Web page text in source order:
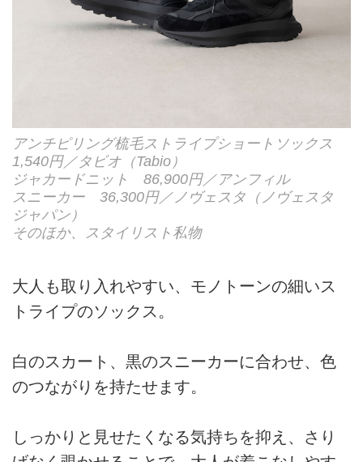
アンチピリング梳毛ストライプショートソックス
1,540円／タビオ（Tabio）
ジャカードニット 86,900円／アンフィル
スニーカー 36,300円／ノヴェスタ（ノヴェスタ
ジャパン）
そのほか、スタイリスト私物
大人も取り入れやすい、モノトーンの細いス
トライプのソックス。
白のスカート、黒のスニーカーに合わせ、色
のつながりを持たせます。
しっかりと見せたくなる気持ちを抑え、さり